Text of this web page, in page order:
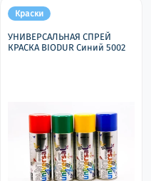
Краски
УНИВЕРСАЛЬНАЯ СПРЕЙ
КРАСКА BIODUR Синий 5002